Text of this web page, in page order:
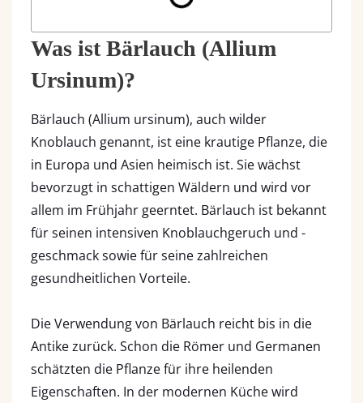
Was ist Bärlauch (Allium
Ursinum)?
Bärlauch (Allium ursinum), auch wilder
Knoblauch genannt, ist eine krautige Pflanze, die
in Europa und Asien heimisch ist. Sie wächst
bevorzugt in schattigen Wäldern und wird vor
allem im Frühjahr geerntet. Bärlauch ist bekannt
für seinen intensiven Knoblauchgeruch und -
geschmack sowie für seine zahlreichen
gesundheitlichen Vorteile.
Die Verwendung von Bärlauch reicht bis in die
Antike zurück. Schon die Römer und Germanen
schätzten die Pflanze für ihre heilenden
Eigenschaften. In der modernen Küche wird